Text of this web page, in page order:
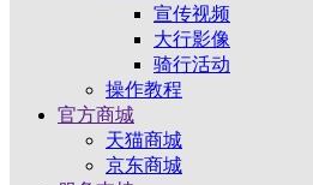
宣传视频
大行影像
骑行活动
操作教程
官方商城
天猫商城
京东商城